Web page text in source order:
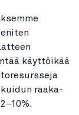
käyttöikää
raaka-